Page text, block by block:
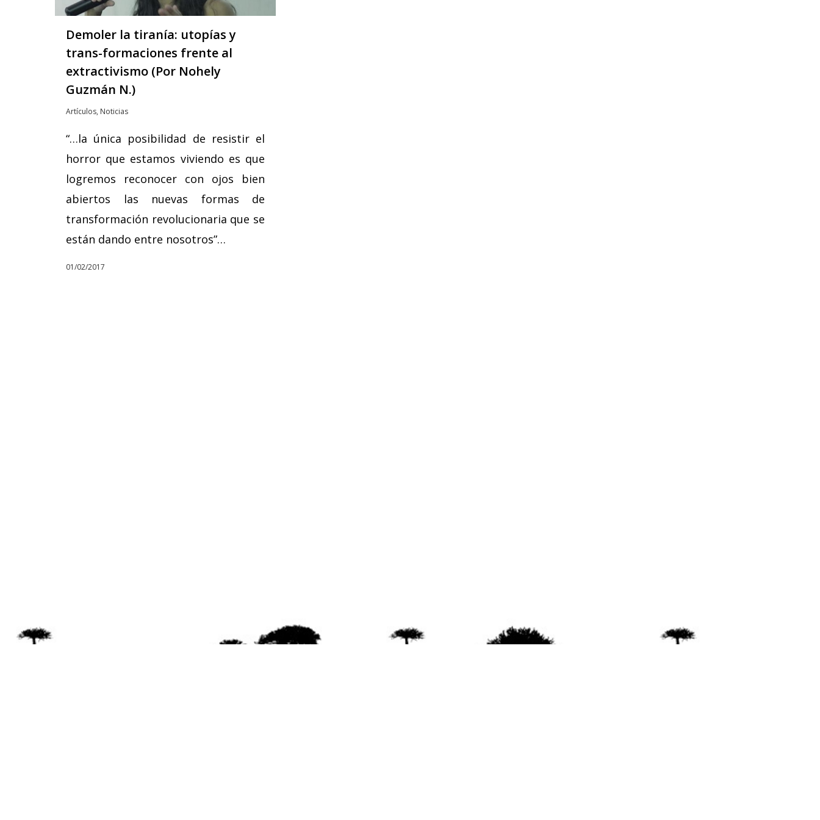
Demoler la tiranía: utopías y
trans-formaciones frente al
extractivismo (Por Nohely
Guzmán N.)
Artículos, Noticias
“…la única posibilidad de resistir el
horror que estamos viviendo es que
logremos reconocer con ojos bien
abiertos las nuevas formas de
transformación revolucionaria que se
están dando entre nosotros”…
01/02/2017